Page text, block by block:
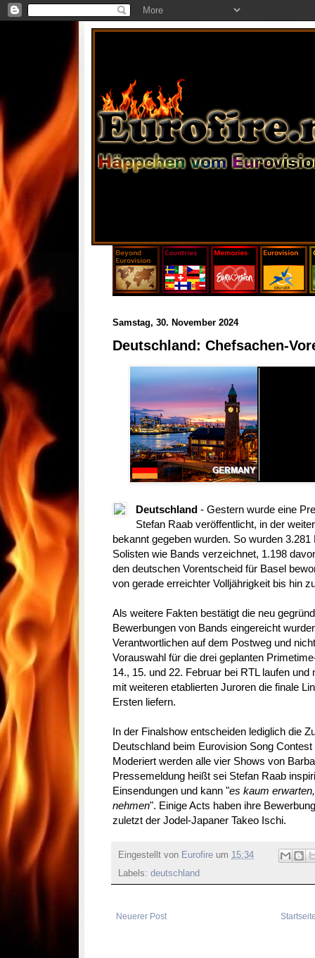
Samstag, 30. November 2024
Deutschland: Chefsachen-
Deutschland- Gestern wurde eine
Stefan Raab veröffentlicht, in der
bekannt gegeben wurden. So wurden
Solisten wie Bands verzeichnet, 1.198
den deutschen Vorentscheid für Basel
von gerade erreichter Volljährigkeit bis hin
Als weitere Fakten bestätigt die neu
Bewerbungen von Bands eingereicht
Verantwortlichen auf dem Postweg und
Vorauswahl für die drei geplanten
14., 15. und 22. Februar bei RTL laufen
mit weiteren etablierten Juroren die finale
Ersten liefern.
In der Finalshow entscheiden lediglich die
Deutschland beim Eurovision Song
Moderiert werden alle vier Shows von
Pressemeldung heißt sei Stefan Raab
Einsendungen und kann "es kaum
nehmen". Einige Acts haben ihre
zuletzt der Jodel-Japaner Takeo Ischi.
Eingestellt von Eurofire um 15:34
Labels: deutschland
Neuerer Post